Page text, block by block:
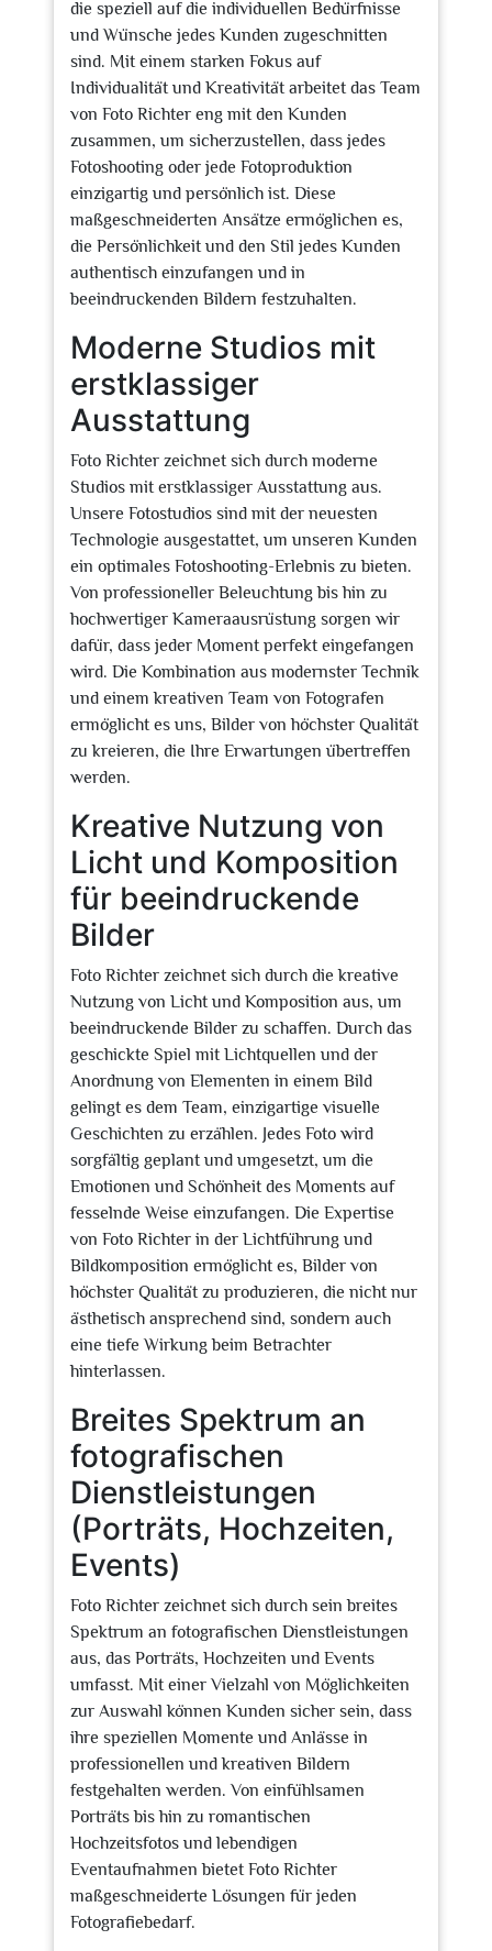
die speziell auf die individuellen Bedürfnisse
und Wünsche jedes Kunden zugeschnitten
sind. Mit einem starken Fokus auf
Individualität und Kreativität arbeitet das Team
von Foto Richter eng mit den Kunden
zusammen, um sicherzustellen, dass jedes
Fotoshooting oder jede Fotoproduktion
einzigartig und persönlich ist. Diese
maßgeschneiderten Ansätze ermöglichen es,
die Persönlichkeit und den Stil jedes Kunden
authentisch einzufangen und in
beeindruckenden Bildern festzuhalten.
Moderne Studios mit
erstklassiger
Ausstattung
Foto Richter zeichnet sich durch moderne
Studios mit erstklassiger Ausstattung aus.
Unsere Fotostudios sind mit der neuesten
Technologie ausgestattet, um unseren Kunden
ein optimales Fotoshooting-Erlebnis zu bieten.
Von professioneller Beleuchtung bis hin zu
hochwertiger Kameraausrüstung sorgen wir
dafür, dass jeder Moment perfekt eingefangen
wird. Die Kombination aus modernster Technik
und einem kreativen Team von Fotografen
ermöglicht es uns, Bilder von höchster Qualität
zu kreieren, die Ihre Erwartungen übertreffen
werden.
Kreative Nutzung von
Licht und Komposition
für beeindruckende
Bilder
Foto Richter zeichnet sich durch die kreative
Nutzung von Licht und Komposition aus, um
beeindruckende Bilder zu schaffen. Durch das
geschickte Spiel mit Lichtquellen und der
Anordnung von Elementen in einem Bild
gelingt es dem Team, einzigartige visuelle
Geschichten zu erzählen. Jedes Foto wird
sorgfältig geplant und umgesetzt, um die
Emotionen und Schönheit des Moments auf
fesselnde Weise einzufangen. Die Expertise
von Foto Richter in der Lichtführung und
Bildkomposition ermöglicht es, Bilder von
höchster Qualität zu produzieren, die nicht nur
ästhetisch ansprechend sind, sondern auch
eine tiefe Wirkung beim Betrachter
hinterlassen.
Breites Spektrum an
fotografischen
Dienstleistungen
(Porträts, Hochzeiten,
Events)
Foto Richter zeichnet sich durch sein breites
Spektrum an fotografischen Dienstleistungen
aus, das Porträts, Hochzeiten und Events
umfasst. Mit einer Vielzahl von Möglichkeiten
zur Auswahl können Kunden sicher sein, dass
ihre speziellen Momente und Anlässe in
professionellen und kreativen Bildern
festgehalten werden. Von einfühlsamen
Porträts bis hin zu romantischen
Hochzeitsfotos und lebendigen
Eventaufnahmen bietet Foto Richter
maßgeschneiderte Lösungen für jeden
Fotografiebedarf.